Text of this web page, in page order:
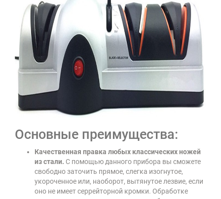
Основные преимущества:
Качественная правка любых классических ножей
из стали. С помощью данного прибора вы сможете
свободно заточить прямое, слегка изогнутое,
укороченное или, наоборот, вытянутое лезвие, если
оно не имеет серрейторной кромки. Обработке